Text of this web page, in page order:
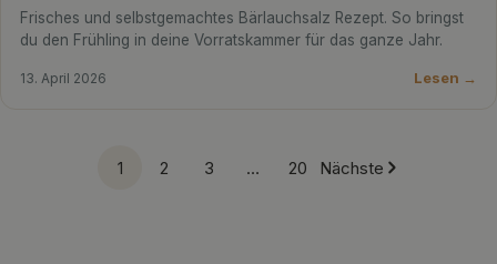
Frisches und selbstgemachtes Bärlauchsalz Rezept. So bringst
du den Frühling in deine Vorratskammer für das ganze Jahr.
13. April 2026 Lesen →
1 2 3 … 20 Nächste